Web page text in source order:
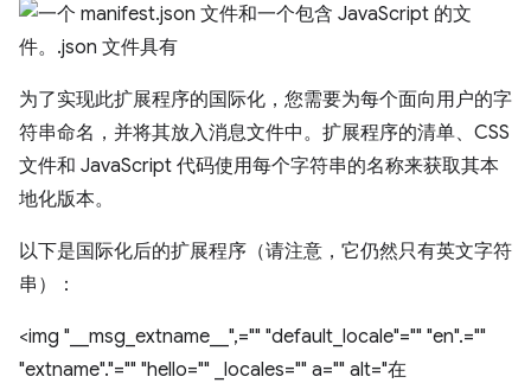
为了实现此扩展程序的国际化，您需要为每个面向用户的字
符串命名，并将其放入消息文件中。扩展程序的清单、CSS
文件和 JavaScript 代码使用每个字符串的名称来获取其本
地化版本。
以下是国际化后的扩展程序（请注意，它仍然只有英文字符
串）：
<img "__msg_extname__",="" "default_locale"="" "en".=""
"extname"."="" "hello="" _locales="" a="" alt="在